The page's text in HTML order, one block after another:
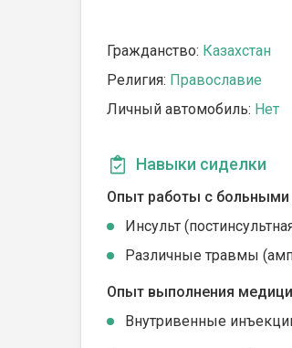
Гражданство: Казахстан
Религия: Православие
Личный автомобиль: Нет
Навыки сиделки
Опыт работы с больными
Инсульт
Различные травмы
Опыт выполнения
Внутривенные